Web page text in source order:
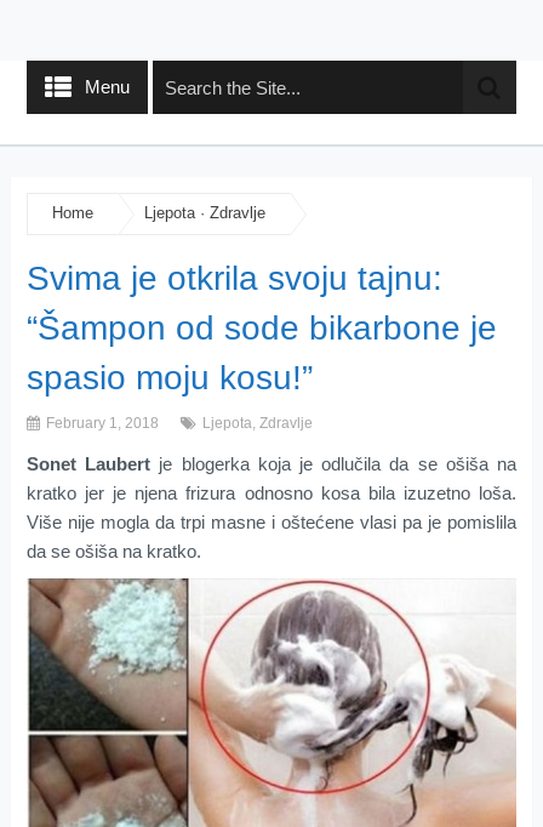
Menu
Home Ljepota· Zdravlje
Svima je otkrila svoju tajnu:
“Šampon od sode bikarbone je
spasio moju kosu!”
February 1, 2018 Ljepota, Zdravlje
Sonet Laubert je blogerka koja je odlučila da se ošiša na
kratko jer je njena frizura odnosno kosa bila izuzetno loša.
Više nije mogla da trpi masne i oštećene vlasi pa je pomislila
da se ošiša na kratko.